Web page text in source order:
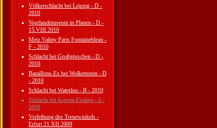
Völkerschlacht bei Leipzig - D -
2010
Vogtlandmuseum in Plauen - D -
15.VIII.2010
Metz Valmy Paris Fontainebleau -
F - 2010
Schlacht bei Großgörschen - D -
2010
Bataillons-Ex bei Wolkenstein - D
- 2010
Schlacht bei Waterloo - B - 2010
Schlacht bei Aspern-Essling - A -
2009
Verleihung des Treuewinkels -
Erfurt 21.XII.2009